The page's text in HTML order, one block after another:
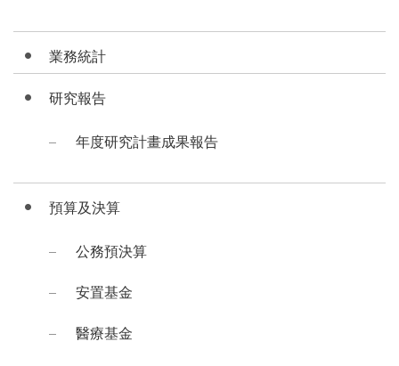
業務統計
研究報告
年度研究計畫成果報告
預算及決算
公務預決算
安置基金
醫療基金